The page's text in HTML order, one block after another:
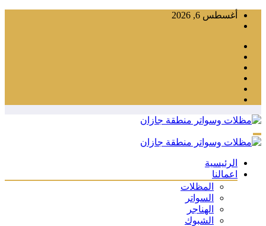
التجاوزأغسطس 6, 2026
الرئيسية
اعمالنا
المظلات
السواتر
الهناجر
الشبوك